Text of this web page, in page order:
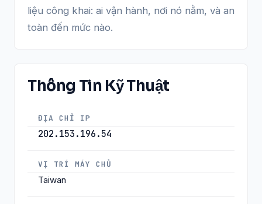
liệu công khai: ai vận hành, nơi nó nằm, và an
toàn đến mức nào.
Thông Tin Kỹ Thuật
ĐỊA CHỈ IP
202.153.196.54
VỊ TRÍ MÁY CHỦ
Taiwan